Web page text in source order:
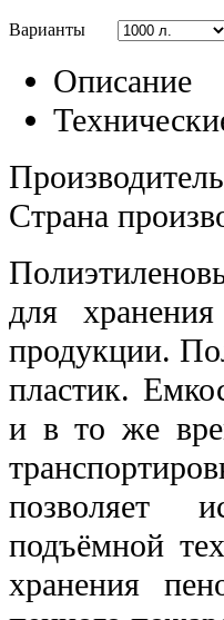
Варианты
Описание
Страна
для
продукции.
пластик.
и в то же
позволяет
подъёмной
хранения